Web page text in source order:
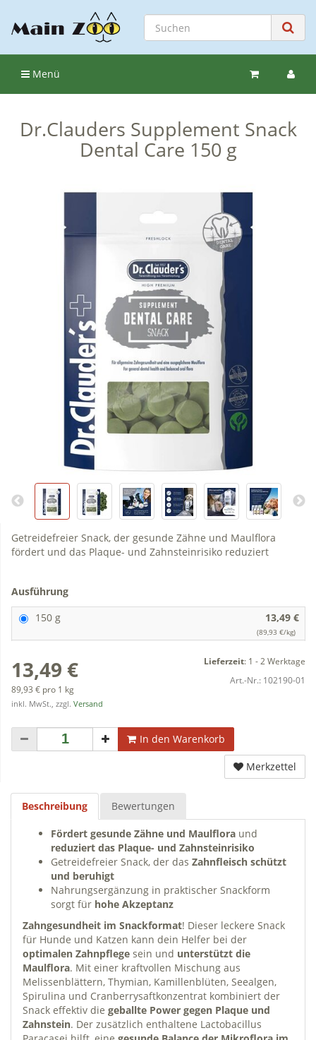
Menü
Dr.Clauders Supplement Snack
Dental Care 150 g
Getreidefreier Snack, der gesunde Zähne und Maulflora
fördert und das Plaque- und Zahnsteinrisiko reduziert
Ausführung
150 g
13,49 €
(89,93 €/kg)
13,49 €
89,93 € pro 1 kg
inkl. MwSt., zzgl. Versand
Lieferzeit: 1 - 2 Werktage
Art.-Nr.: 102190-01
In den Warenkorb
Merkzettel
Beschreibung Bewertungen
Fördert gesunde Zähne und Maulflora und
reduziert das Plaque- und Zahnsteinrisiko
Getreidefreier Snack, der das Zahnfleisch schützt
und beruhigt
Nahrungsergänzung in praktischer Snackform
sorgt für hohe Akzeptanz
Zahngesundheit im Snackformat! Dieser leckere Snack
für Hunde und Katzen kann dein Helfer bei der
optimalen Zahnpflege sein und unterstützt die
Maulflora. Mit einer kraftvollen Mischung aus
Melissenblättern, Thymian, Kamillenblüten, Seealgen,
Spirulina und Cranberrysaftkonzentrat kombiniert der
Snack effektiv die geballte Power gegen Plaque und
Zahnstein. Der zusätzlich enthaltene Lactobacillus